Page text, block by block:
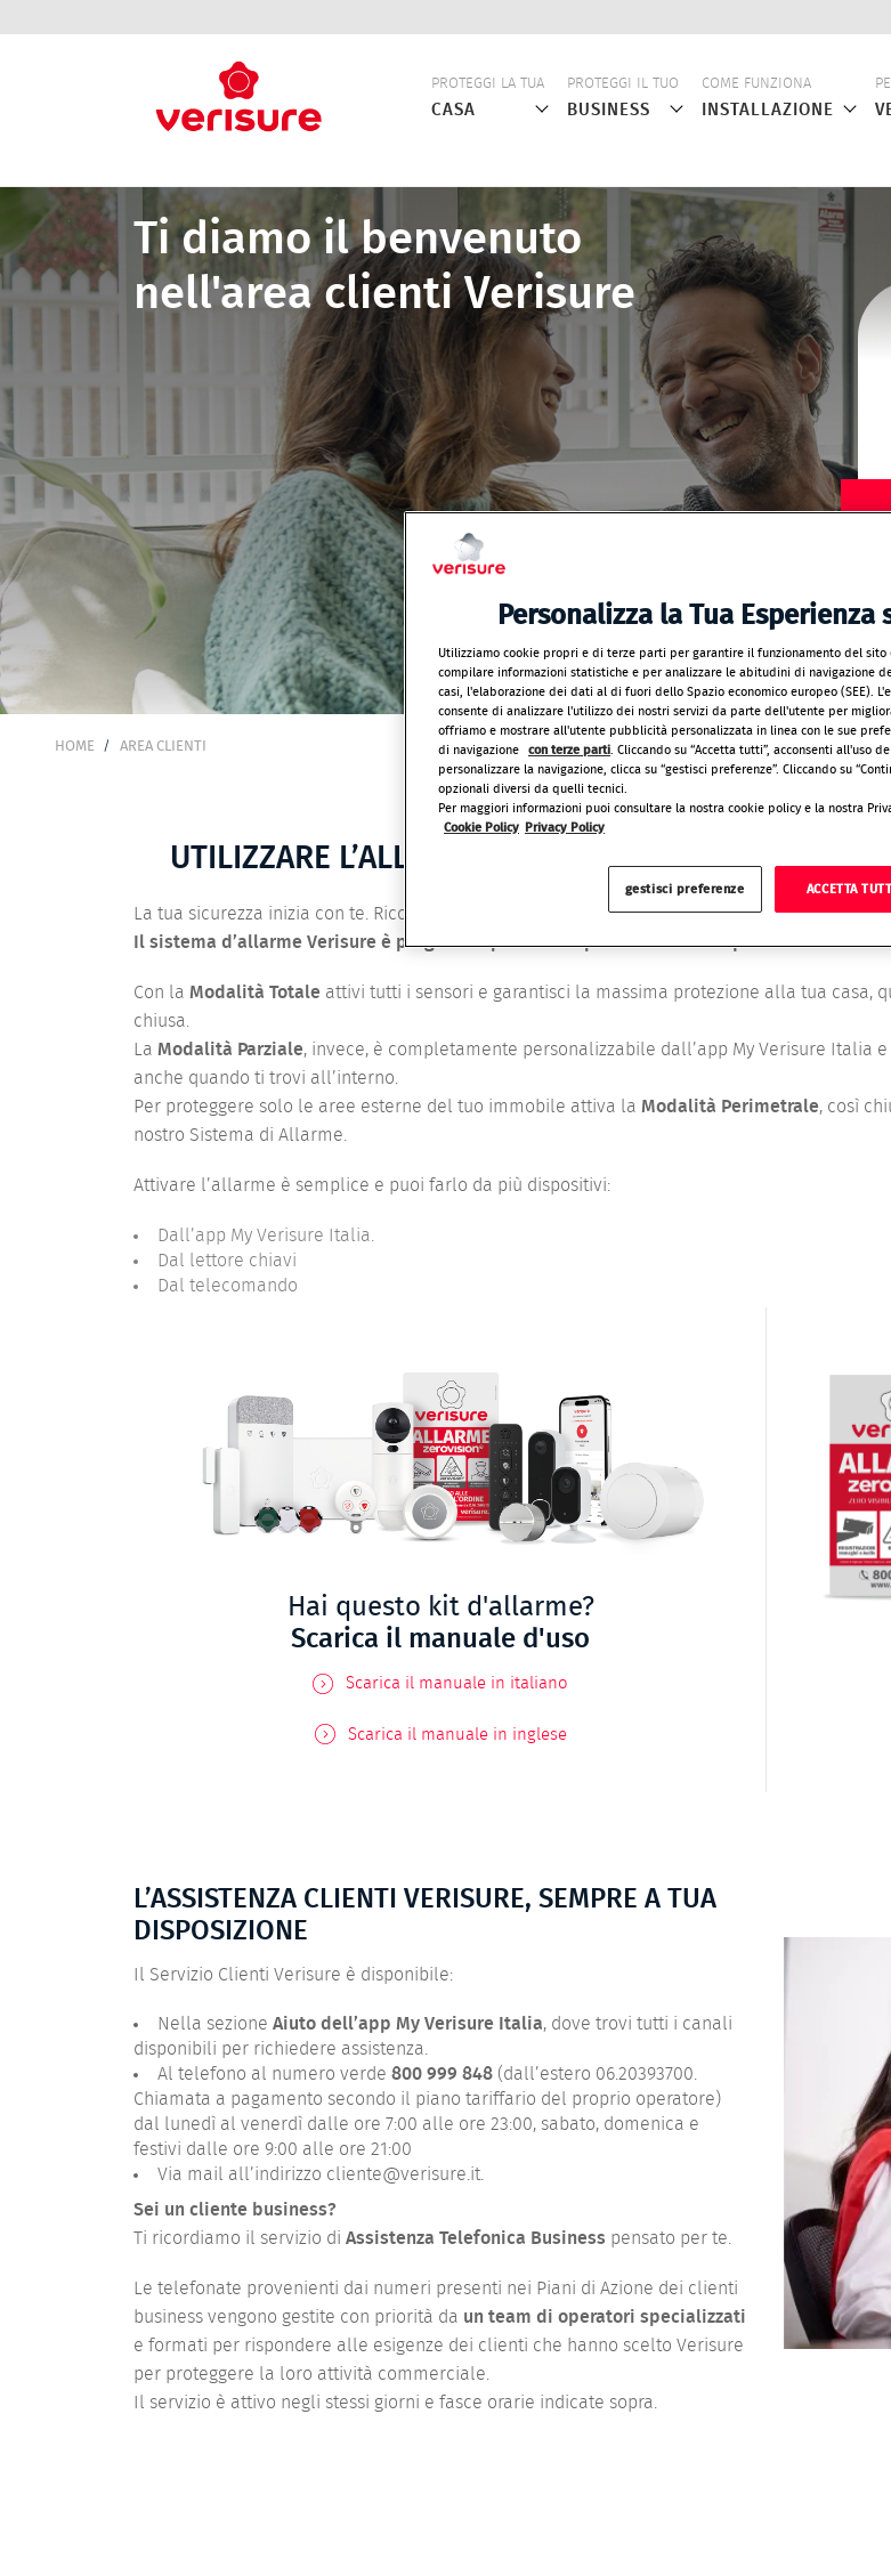
principale
CASA
PROTEGGI LA TUA
BUSINESS
PROTEGGI IL TUO
INSTALLAZIONE
COME FUNZIONA
Ti diamo il benvenuto
nell'area clienti Verisure
BRICIOLE
HOME AREA CLIENTI
UTILIZZARE L’ALLARME OGNI GIORNO: IL PRIMO
La tua sicurezza inizia con te. Ricorda di attivare sempre l’allarme, solo così la nostra
Il sistema d’allarme Verisure è progettato per offrirti protezione e tranquillità 24 ore su
Con la Modalità Totale attivi tutti i sensori e garantisci la massima protezione alla tua casa,
chiusa.
La Modalità Parziale, invece, è completamente personalizzabile dall’app My Verisure
anche quando ti trovi all’interno.
Per proteggere solo le aree esterne del tuo immobile attiva la Modalità Perimetrale, così
nostro Sistema di Allarme.
Attivare l’allarme è semplice e puoi farlo da più dispositivi:
Dall’app My Verisure Italia.
Dal lettore chiavi
Dal telecomando
Hai questo kit d'allarme?
Scarica il manuale d'uso
Scarica il manuale in italiano
Scarica il manuale in inglese
L’ASSISTENZA CLIENTI VERISURE, SEMPRE A TUA
DISPOSIZIONE
Il Servizio Clienti Verisure è disponibile:
Nella sezione Aiuto dell’app My Verisure Italia, dove trovi tutti i canali
disponibili per richiedere assistenza.
Al telefono al numero verde 800 999 848 (dall’estero 06.20393700.
Chiamata a pagamento secondo il piano tariffario del proprio operatore)
dal lunedì al venerdì dalle ore 7:00 alle ore 23:00, sabato, domenica e
festivi dalle ore 9:00 alle ore 21:00
Via mail all’indirizzo cliente@verisure.it
Sei un cliente business?
Ti ricordiamo il servizio di Assistenza Telefonica Business pensato per te.
Le telefonate provenienti dai numeri presenti nei Piani di Azione dei clienti
business vengono gestite con priorità da un team di operatori specializzati
e formati per rispondere alle esigenze dei clienti che hanno scelto Verisure
per proteggere la loro attività commerciale.
Il servizio è attivo negli stessi giorni e fasce orarie indicate sopra.
Personalizza la Tua Esperienza
Utilizziamo cookie propri e di terze parti per garantire il funzionamento del sito
compilare informazioni statistiche e per analizzare le abitudini di navigazione
casi, l'elaborazione dei dati al di fuori dello Spazio economico europeo (SEE).
consente di analizzare l'utilizzo dei nostri servizi da parte dell'utente per
offriamo e mostrare all'utente pubblicità personalizzata in linea con le sue
di navigazione
con terze parti . Cliccando su “Accetta tutti”, acconsenti all'uso
personalizzare la navigazione, clicca su “gestisci preferenze”. Cliccando su
opzionali diversi da quelli tecnici.
Per maggiori informazioni puoi consultare la nostra cookie policy e la nostra
Cookie Policy
Privacy Policy
gestisci preferenze ACCETTA